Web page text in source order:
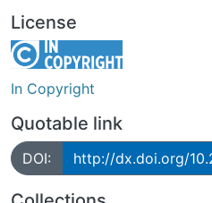
License
In Copyright
Quotable link
DOI: http://dx.doi.org/